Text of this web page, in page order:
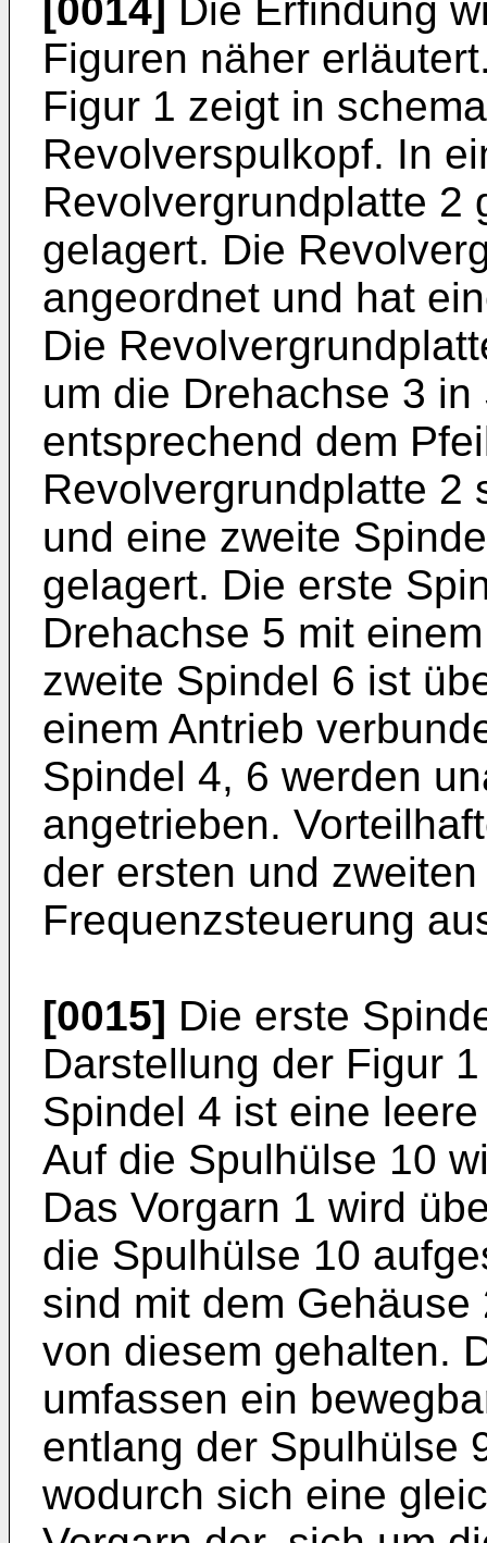
[0014] Die Erfindung
Figuren näher
Figur 1 zeigt in
Revolverspulkopf. In
Revolvergrundplatte 2
gelagert. Die
angeordnet und hat
Die
um die Drehachse 3
entsprechend dem
Revolvergrundplatte 2
und eine zweite
gelagert. Die erste
Drehachse 5 mit
zweite Spindel 6 ist
einem Antrieb
Spindel 4, 6 werden
angetrieben.
der ersten und
Frequenzsteuerung
[0015] Die erste
Darstellung der Figur
Spindel 4 ist eine
Auf die Spulhülse 10
Das Vorgarn 1 wird
die Spulhülse 10
sind mit dem
von diesem gehalten.
umfassen ein
entlang der Spulhülse
wodurch sich eine